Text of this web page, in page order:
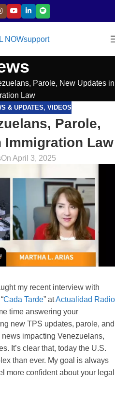
NOWsupport
Parole, New Updates in
Law
& UPDATES, VIDEOS
Parole,
Immigration Law
On April 3, 2025
my recent interview with
Cada Tarde” atActualidad Radio
time answering your
new TPS updates, parole, and
impacting Venezuelans,
It’s clear that, today the U.S.
than ever. My goal is always
more confident about your legal